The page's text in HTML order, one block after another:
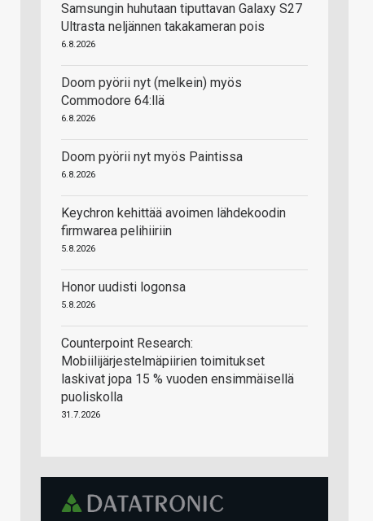
Samsungin huhutaan tiputtavan Galaxy S27
Ultrasta neljännen takakameran pois
6.8.2026
Doom pyörii nyt (melkein) myös
Commodore 64:llä
6.8.2026
Doom pyörii nyt myös Paintissa
6.8.2026
Keychron kehittää avoimen lähdekoodin
firmwarea pelihiiriin
5.8.2026
Honor uudisti logonsa
5.8.2026
Counterpoint Research:
Mobiilijärjestelmäpiirien toimitukset
laskivat jopa 15 % vuoden ensimmäisellä
puoliskolla
31.7.2026